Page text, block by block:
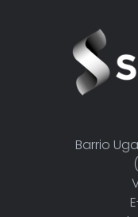
Barrio